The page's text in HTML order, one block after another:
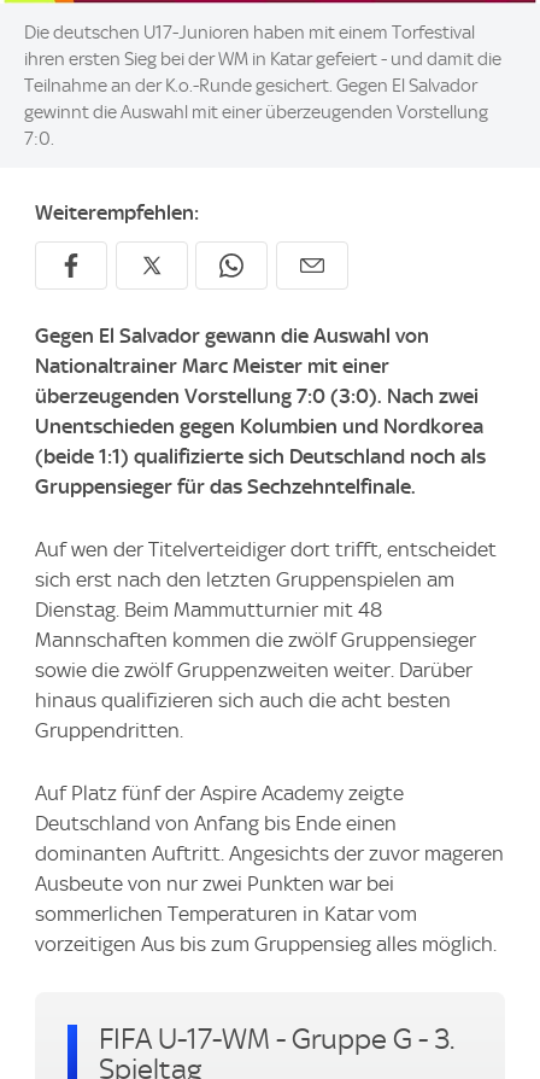
Die deutschen U17-Junioren haben mit einem Torfestival
ihren ersten Sieg bei der WM in Katar gefeiert - und damit die
Teilnahme an der K.o.-Runde gesichert. Gegen El Salvador
gewinnt die Auswahl mit einer überzeugenden Vorstellung
7:0.
Weiterempfehlen:
Gegen El Salvador gewann die Auswahl von
Nationaltrainer Marc Meister mit einer
überzeugenden Vorstellung 7:0 (3:0). Nach zwei
Unentschieden gegen Kolumbien und Nordkorea
(beide 1:1) qualifizierte sich Deutschland noch als
Gruppensieger für das Sechzehntelfinale.
Auf wen der Titelverteidiger dort trifft, entscheidet
sich erst nach den letzten Gruppenspielen am
Dienstag. Beim Mammutturnier mit 48
Mannschaften kommen die zwölf Gruppensieger
sowie die zwölf Gruppenzweiten weiter. Darüber
hinaus qualifizieren sich auch die acht besten
Gruppendritten.
Auf Platz fünf der Aspire Academy zeigte
Deutschland von Anfang bis Ende einen
dominanten Auftritt. Angesichts der zuvor mageren
Ausbeute von nur zwei Punkten war bei
sommerlichen Temperaturen in Katar vom
vorzeitigen Aus bis zum Gruppensieg alles möglich.
FIFA U-17-WM - Gruppe G - 3.
Spieltag